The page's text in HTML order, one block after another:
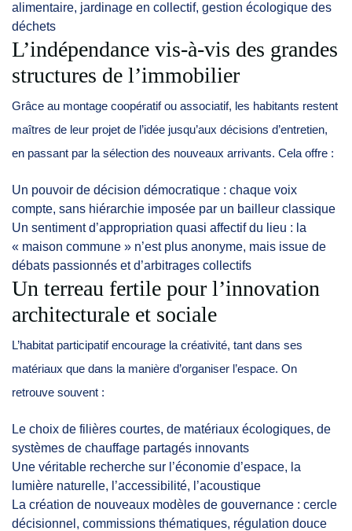
alimentaire, jardinage en collectif, gestion écologique des
déchets
L’indépendance vis-à-vis des grandes
structures de l’immobilier
Grâce au montage coopératif ou associatif, les habitants restent
maîtres de leur projet de l’idée jusqu’aux décisions d’entretien,
en passant par la sélection des nouveaux arrivants. Cela offre :
Un pouvoir de décision démocratique : chaque voix
compte, sans hiérarchie imposée par un bailleur classique
Un sentiment d’appropriation quasi affectif du lieu : la
« maison commune » n’est plus anonyme, mais issue de
débats passionnés et d’arbitrages collectifs
Un terreau fertile pour l’innovation
architecturale et sociale
L’habitat participatif encourage la créativité, tant dans ses
matériaux que dans la manière d’organiser l’espace. On
retrouve souvent :
Le choix de filières courtes, de matériaux écologiques, de
systèmes de chauffage partagés innovants
Une véritable recherche sur l’économie d’espace, la
lumière naturelle, l’accessibilité, l’acoustique
La création de nouveaux modèles de gouvernance : cercle
décisionnel, commissions thématiques, régulation douce